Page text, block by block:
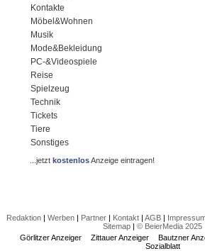
Kontakte
Möbel&Wohnen
Musik
Mode&Bekleidung
PC-&Videospiele
Reise
Spielzeug
Technik
Tickets
Tiere
Sonstiges
...jetztkostenlosAnzeige eintragen!
Redaktion| Werben| Partner| Kontakt| AGB|
Sitemap| © BeierMedia 2025
Görlitzer Anzeiger
Zittauer Anzeiger Bautzner
Sozialblatt